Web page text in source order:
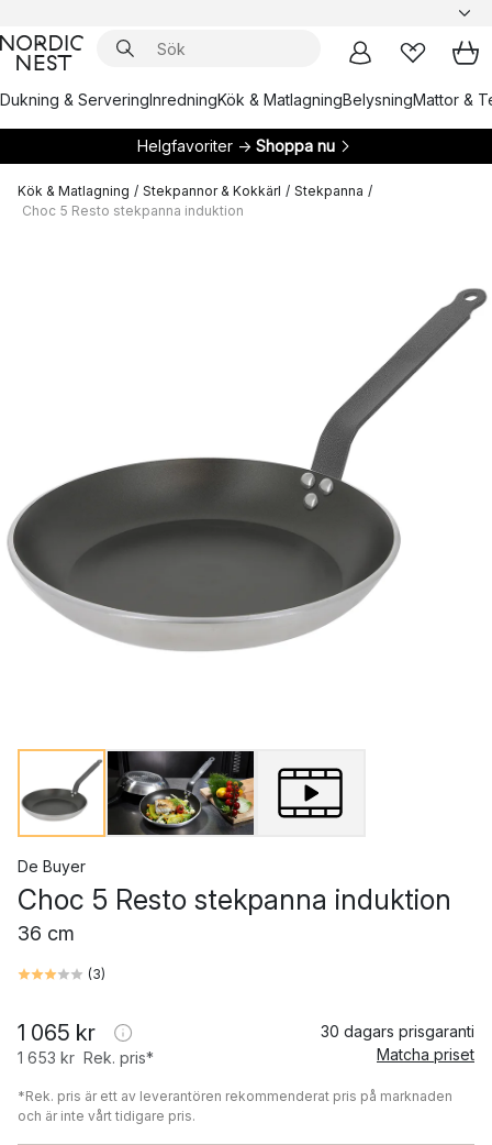
Dukning & ServeringInredningKök & MatlagningBelysningMattor &
Helgfavoriter → Shoppa nu
Kök & Matlagning / Stekpannor & Kokkärl / Stekpanna /
Choc 5 Resto stekpanna induktion
De Buyer
Choc 5 Resto stekpanna induktion
36 cm
(3)
1 065 kr
1 653 kr Rek. pris*
30 dagars prisgaranti
Matcha priset
*Rek. pris är ett av leverantören rekommenderat pris på marknaden
och är inte vårt tidigare pris.